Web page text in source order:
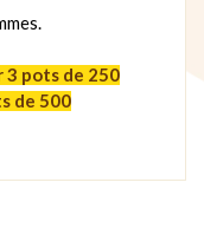
3 pots de 250
de 500